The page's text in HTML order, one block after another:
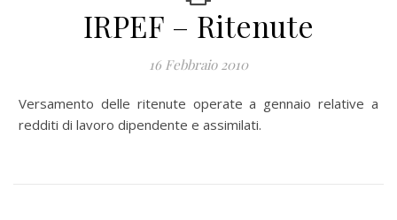
IRPEF – Ritenute
16 Febbraio 2010
Versamento delle ritenute operate a gennaio relative a
redditi di lavoro dipendente e assimilati.